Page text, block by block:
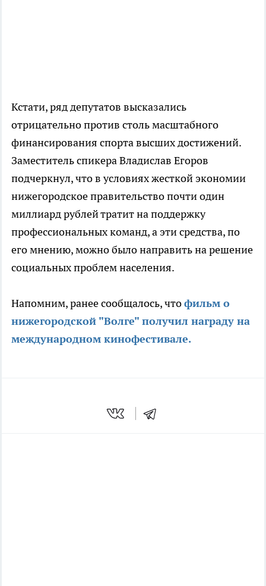
Кстати, ряд депутатов высказались
отрицательно против столь масштабного
финансирования спорта высших достижений.
Заместитель спикера Владислав Егоров
подчеркнул, что в условиях жесткой экономии
нижегородское правительство почти один
миллиард рублей тратит на поддержку
профессиональных команд, а эти средства, по
его мнению, можно было направить на решение
социальных проблем населения.
Напомним, ранее сообщалось, чтофильм о
нижегородской "Волге" получил награду на
международном кинофестивале.